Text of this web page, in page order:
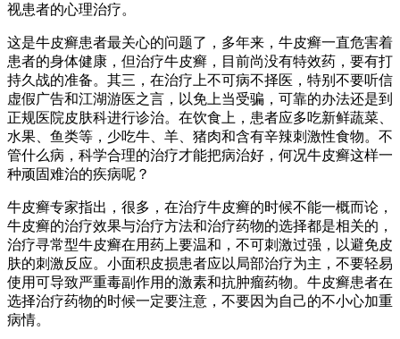
视患者的心理治疗。
这是牛皮癣患者最关心的问题了，多年来，牛皮癣一直危害着
患者的身体健康，但治疗牛皮癣，目前尚没有特效药，要有打
持久战的准备。其三，在治疗上不可病不择医，特别不要听信
虚假广告和江湖游医之言，以免上当受骗，可靠的办法还是到
正规医院皮肤科进行诊治。在饮食上，患者应多吃新鲜蔬菜、
水果、鱼类等，少吃牛、羊、猪肉和含有辛辣刺激性食物。不
管什么病，科学合理的治疗才能把病治好，何况牛皮癣这样一
种顽固难治的疾病呢？
牛皮癣专家指出，很多，在治疗牛皮癣的时候不能一概而论，
牛皮癣的治疗效果与治疗方法和治疗药物的选择都是相关的，
治疗寻常型牛皮癣在用药上要温和，不可刺激过强，以避免皮
肤的刺激反应。小面积皮损患者应以局部治疗为主，不要轻易
使用可导致严重毒副作用的激素和抗肿瘤药物。牛皮癣患者在
选择治疗药物的时候一定要注意，不要因为自己的不小心加重
病情。